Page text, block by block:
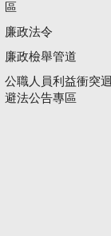
區
廉政法令
廉政檢舉管道
公職人員利益衝突迴
避法公告專區